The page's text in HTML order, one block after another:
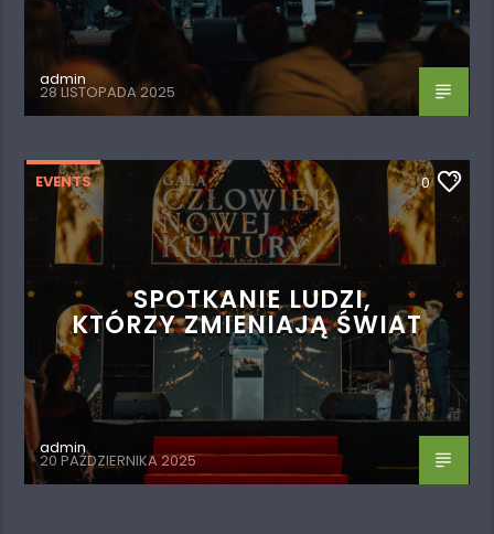
admin
28 LISTOPADA 2025
EVENTS 0
SPOTKANIE LUDZI,
KTÓRZY ZMIENIAJĄ ŚWIAT
admin
20 PAŹDZIERNIKA 2025